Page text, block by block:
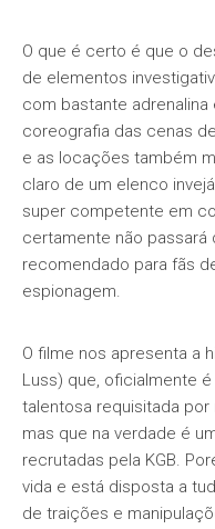
O que é certo é que o
de elementos
com bastante adrenalina
coreografia das cenas
e as locações também
claro de um elenco
super competente em
certamente não
recomendado para fãs
espionagem.
O filme nos apresenta a
Luss) que, oficialmente
talentosa requisitada
mas que na verdade é
recrutadas pela KGB.
vida e está disposta a
de traições e